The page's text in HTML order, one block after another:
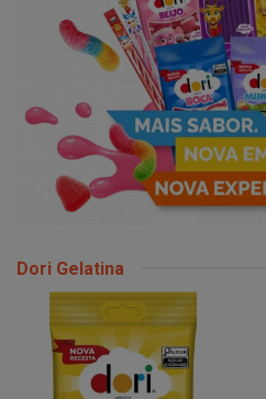
Dori Gelatina